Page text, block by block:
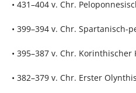
• 431–404 v. Chr.
• 399–394 v. Chr. Spartanisch-
• 395–387 v. Chr. Korinthischer
• 382–379 v. Chr. Erster